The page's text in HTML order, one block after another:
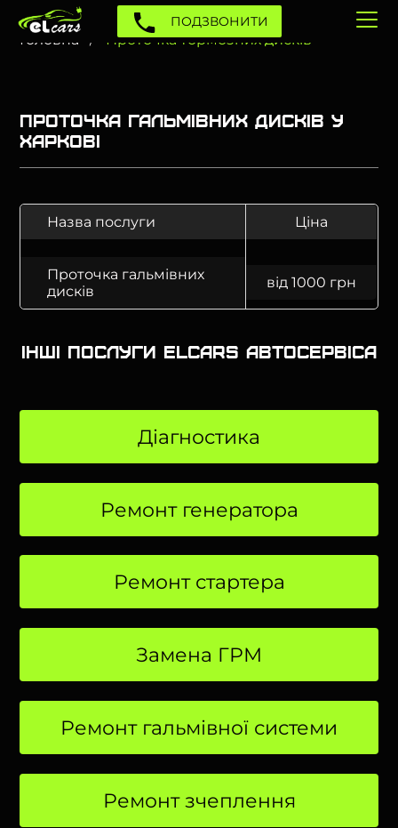
ПОДЗВОНИТИ
Головна Проточка тормозних дискiв
Проточка гальмівних дисків у
Харкові
Назва послуги Ціна
Проточка гальмівних
дисків
від 1000 грн
Інші послуги Elcars автосервіса
Діагностика
Ремонт генератора
Ремонт стартера
Замена ГРМ
Ремонт гальмівної системи
Ремонт зчеплення